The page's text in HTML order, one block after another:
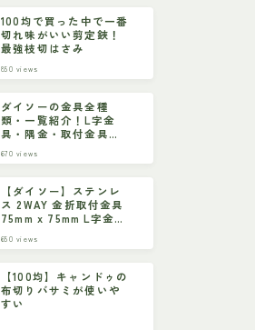
100均で買った中で一番
切れ味がいい剪定鋏！
最強枝切はさみ
850 views
ダイソーの金具全種
類・一覧紹介！L字金
具・隅金・取付金具な
670 views
【ダイソー】ステンレ
ス 2WAY 金折取付金具
75mm x 75mm L字金具
650 views
【100均】キャンドゥの
布切りバサミが使いや
すい